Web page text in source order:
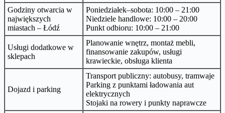
Godziny otwarcia w
największych
miastach – Łódź
Poniedziałek–sobota: 10:00 – 21:00
Niedziele handlowe: 10:00 – 20:00
Punkt odbioru: 10:00 – 21:00
Usługi dodatkowe w
sklepach
Planowanie wnętrz, montaż mebli,
finansowanie zakupów, usługi
krawieckie, obsługa klienta
Dojazd i parking
Transport publiczny: autobusy, tramwaje
Parking z punktami ładowania aut
elektrycznych
Stojaki na rowery i punkty naprawcze